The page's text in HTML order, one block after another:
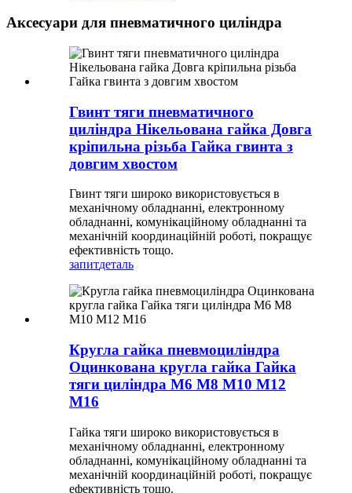
Аксесуари для пневматичного циліндра
Гвинт тяги пневматичного
циліндра Нікельована гайка Довга
кріпильна різьба Гайка гвинта з
довгим хвостом
Гвинт тяги широко використовується в
механічному обладнанні, електронному
обладнанні, комунікаційному обладнанні та
механічній координаційній роботі, покращує
ефективність тощо.
запитдеталь
Кругла гайка пневмоциліндра
Оцинкована кругла гайка Гайка
тяги циліндра M6 M8 M10 M12
M16
Гайка тяги широко використовується в
механічному обладнанні, електронному
обладнанні, комунікаційному обладнанні та
механічній координаційній роботі, покращує
ефективність тощо.